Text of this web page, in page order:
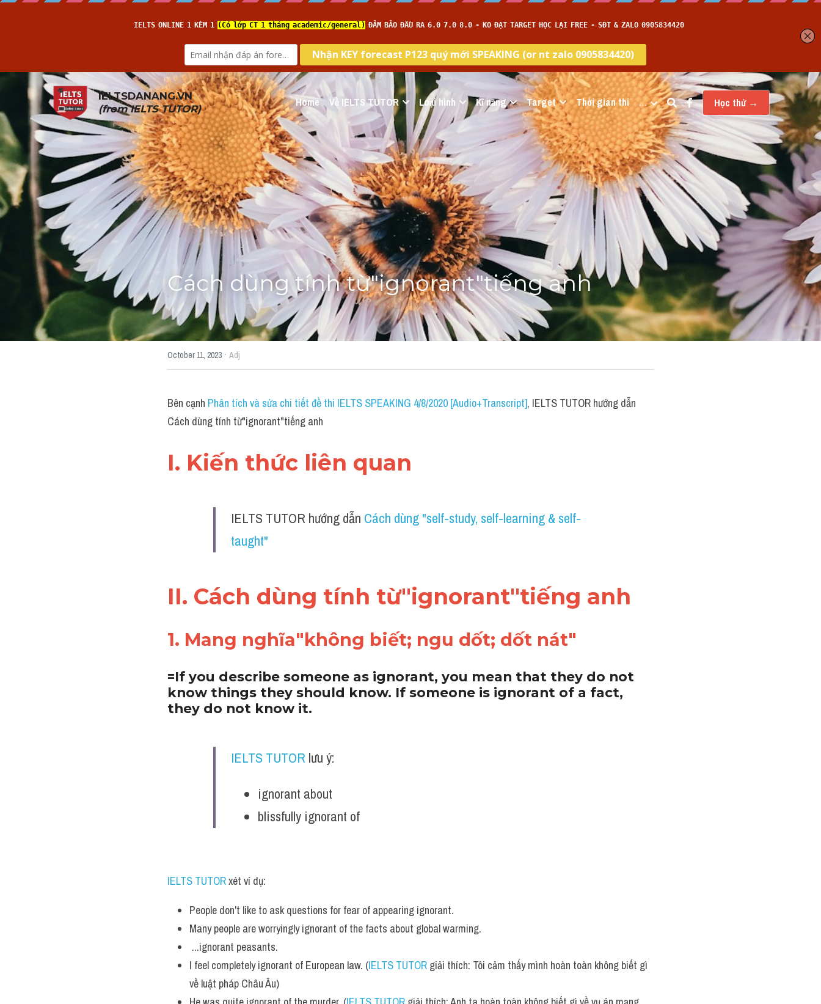
IELTSDANANG.VN
(from IELTS TUTOR) Home Về IELTS TUTOR Loại hình Kĩ năng Target Thời gian thi … Học thử →
Cách dùng tính từ"ignorant"tiếng anh
October 11, 2023 · Adj
Bên cạnh Phân tích và sửa chi tiết đề thi IELTS SPEAKING 4/8/2020 [Audio+Transcript], IELTS TUTOR hướng dẫn
Cách dùng tính từ"ignorant"tiếng anh
I. Kiến thức liên quan
IELTS TUTOR hướng dẫn Cách dùng "self-study, self-learning & self-
taught"
II. Cách dùng tính từ"ignorant"tiếng anh
1. Mang nghĩa"không biết; ngu dốt; dốt nát"
=If you describe someone as ignorant, you mean that they do not
know things they should know. If someone is ignorant of a fact,
they do not know it.
IELTS TUTOR lưu ý:
ignorant about
blissfully ignorant of
IELTS TUTOR xét ví dụ:
People don't like to ask questions for fear of appearing ignorant.
Many people are worryingly ignorant of the facts about global warming.
...ignorant peasants.
I feel completely ignorant of European law. (IELTS TUTOR giải thích: Tôi cảm thấy mình hoàn toàn không biết gì
về luật pháp Châu Âu)